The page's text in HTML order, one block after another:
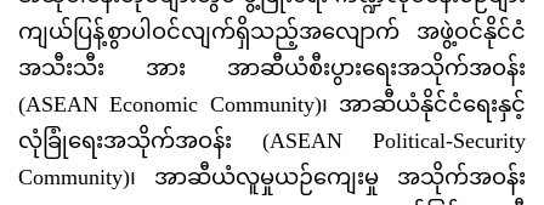
ကျယ်ပြန့်စွာပါဝင်လျက်ရှိသည့်အလျောက် အဖွဲ့ဝင်နိုင်ငံ
အသီးသီး အား အာဆီယံစီးပွားရေးအသိုက်အဝန်း
(ASEAN Economic Community)၊ အာဆီယံနိုင်ငံရေးနှင့်
လုံခြုံရေးအသိုက်အဝန်း (ASEAN Political-Security
Community)၊ အာဆီယံလူမှုယဉ်ကျေးမှု အသိုက်အဝန်း